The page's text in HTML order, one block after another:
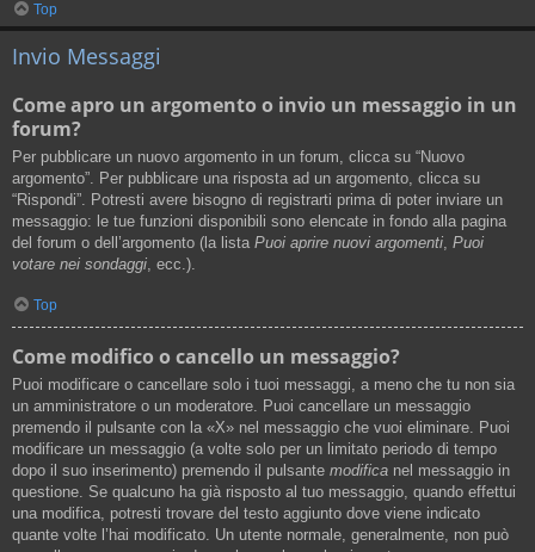
Top
Invio Messaggi
Come apro un argomento o invio un messaggio in un
forum?
Per pubblicare un nuovo argomento in un forum, clicca su “Nuovo
argomento”. Per pubblicare una risposta ad un argomento, clicca su
“Rispondi”. Potresti avere bisogno di registrarti prima di poter inviare un
messaggio: le tue funzioni disponibili sono elencate in fondo alla pagina
del forum o dell’argomento (la lista Puoi aprire nuovi argomenti, Puoi
votare nei sondaggi, ecc.).
Top
Come modifico o cancello un messaggio?
Puoi modificare o cancellare solo i tuoi messaggi, a meno che tu non sia
un amministratore o un moderatore. Puoi cancellare un messaggio
premendo il pulsante con la «X» nel messaggio che vuoi eliminare. Puoi
modificare un messaggio (a volte solo per un limitato periodo di tempo
dopo il suo inserimento) premendo il pulsante modifica nel messaggio in
questione. Se qualcuno ha già risposto al tuo messaggio, quando effettui
una modifica, potresti trovare del testo aggiunto dove viene indicato
quante volte l’hai modificato. Un utente normale, generalmente, non può